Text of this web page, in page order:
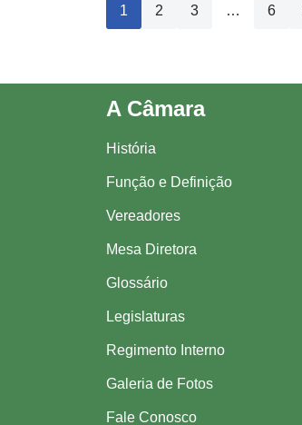
1 2 3 … 6
A Câmara
História
Função e Definição
Vereadores
Mesa Diretora
Glossário
Legislaturas
Regimento Interno
Galeria de Fotos
Fale Conosco